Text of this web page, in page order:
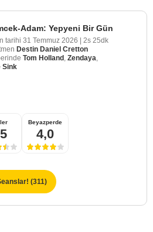
Adam: Yepyeni Bir Gün
tarihi 31 Temmuz 2026 | 2s 25dk
Destin Daniel Cretton
Tom Holland Zendaya
Sink
Beyazperde
4,0
(311)